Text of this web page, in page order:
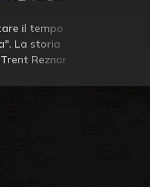
il tempo
La storia
Reznor